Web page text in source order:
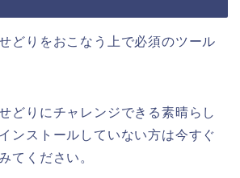
どりをおこなう上で必須のツール
どりにチャレンジできる素晴らし
ンストールしていない方は今すぐ
てください。